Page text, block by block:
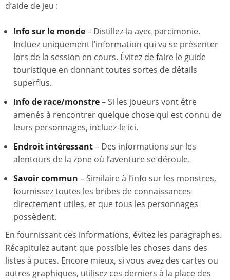
d’aide de jeu :
Info sur le monde– Distillez-la avec parcimonie.
Incluez uniquement l’information qui va se présenter
lors de la session en cours. Évitez de faire le guide
touristique en donnant toutes sortes de détails
superflus.
Info de race/monstre– Si les joueurs vont être
amenés à rencontrer quelque chose qui est connu de
leurs personnages, incluez-le ici.
Endroit intéressant– Des informations sur les
alentours de la zone où l’aventure se déroule.
Savoir commun – Similaire à l’info sur les monstres,
fournissez toutes les bribes de connaissances
directement utiles, et que tous les personnages
possèdent.
En fournissant ces informations, évitez les paragraphes.
Récapitulez autant que possible les choses dans des
listes à puces. Encore mieux, si vous avez des cartes ou
autres graphiques, utilisez ces derniers à la place des